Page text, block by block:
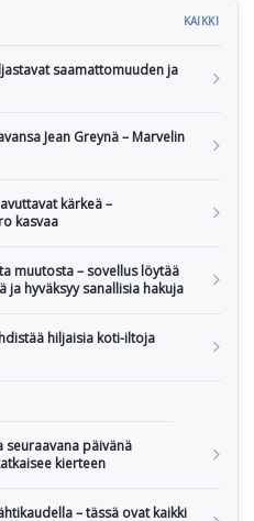
KAIKKI
saamattomuuden ja
Jean Greynä – Marvelin
kärkeä –
kasvaa
muutosta – sovellus löytää
ja hyväksyy sanallisia hakuja
hiljaisia koti-iltoja
seuraavana päivänä
kierteen
– tässä ovat kaikki